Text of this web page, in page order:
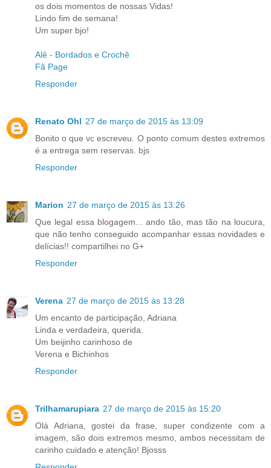
os dois momentos de nossas Vidas!
Lindo fim de semana!
Um super bjo!
Alê - Bordados e Crochê
Fã Page
Responder
Renato Ohl 27 de março de 2015 às 13:09
Bonito o que vc escreveu. O ponto comum destes extremos
é a entrega sem reservas. bjs
Responder
Marion 27 de março de 2015 às 13:26
Que legal essa blogagem... ando tão, mas tão na loucura,
que não tenho conseguido acompanhar essas novidades e
delícias!! compartilhei no G+
Responder
Verena 27 de março de 2015 às 13:28
Um encanto de participação, Adriana
Linda e verdadeira, querida.
Um beijinho carinhoso de
Verena e Bichinhos
Responder
Trilhamarupiara 27 de março de 2015 às 15:20
Olá Adriana, gostei da frase, super condizente com a
imagem, são dois extremos mesmo, ambos necessitam de
carinho cuidado e atenção! Bjosss